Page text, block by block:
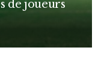
de joueurs